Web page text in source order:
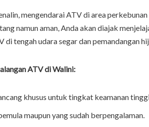
mengendarai ATV di area
namun aman, Anda akan diajak
di tengah udara segar dan pemandangan
ATV di Walini:
khusus untuk tingkat keamanan
maupun yang sudah berpengalaman.